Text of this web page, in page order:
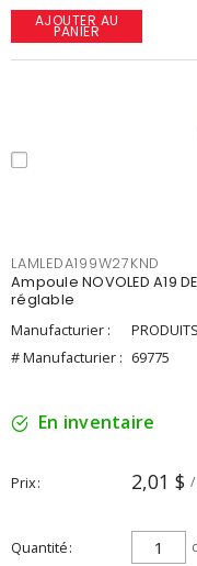
AJOUTER AU
PANIER
LAMLEDA199W27KND
Ampoule NOVOLED A19
réglable
Manufacturier :
# Manufacturier : 69775
En inventaire
Prix 2,01 $ /
Quantité